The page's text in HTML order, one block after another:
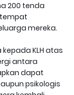
200 tenda
mereka.
KLH atas
antara
dapat
psikologis